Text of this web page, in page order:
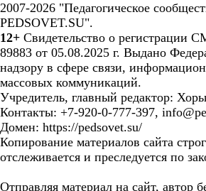
2007-2026 "Педагогическое
PEDSOVET.SU".
12+ Свидетельство о
89883 от 05.08.2025 г. Выдано
надзору в сфере связи,
массовых коммуникаций.
Учредитель, главный редактор:
Контакты: +7-920-0-777-397,
Домен: https://pedsovet.su/
Копирование материалов сайта
отслеживается и преследуется по
Отправляя материал на сайт, автор